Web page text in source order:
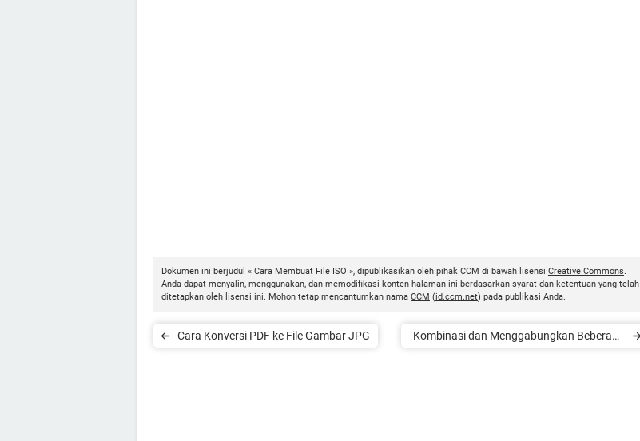
Dokumen ini berjudul « Cara Membuat File ISO », dipublikasikan oleh pihak CCM di bawah lisensi Creative Commons.
Anda dapat menyalin, menggunakan, dan memodifikasi konten halaman ini berdasarkan syarat dan ketentuan yang telah
ditetapkan oleh lisensi ini. Mohon tetap mencantumkan nama CCM (id.ccm.net) pada publikasi Anda.
Cara Konversi PDF ke File Gambar JPG
Kombinasi dan Menggabungkan Beberapa